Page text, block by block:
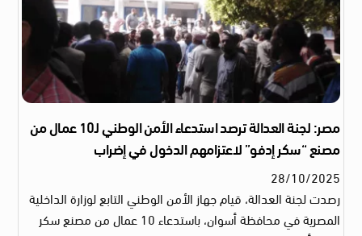
مصر: لجنة العدالة ترصد استدعاء الأمن الوطني لـ10 عمال من
مصنع “سكر إدفو” لاعتزامهم الدخول في إضراب
28/10/2025
رصدت لجنة العدالة، قيام جهاز الأمن الوطني التابع لوزارة الداخلية
المصرية في محافظة أسوان، باستدعاء 10 عمال من مصنع سكر